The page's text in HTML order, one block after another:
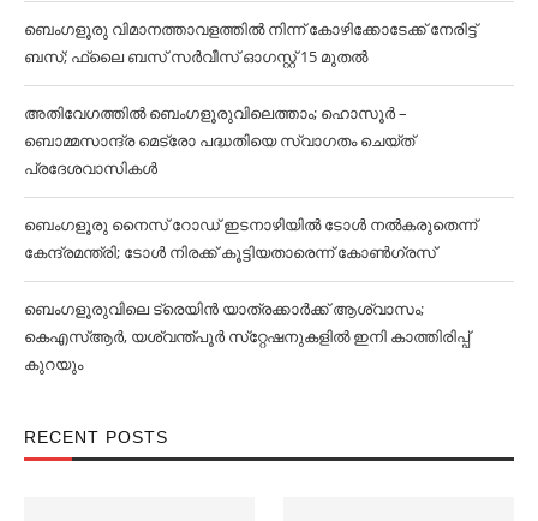
ബെംഗളൂരു വിമാനത്താവളത്തില്‍ നിന്ന് കോഴിക്കോടേക്ക് നേരിട്ട്
ബസ്; ഫ്ലൈ ബസ് സര്‍വീസ് ഓഗസ്റ്റ് 15 മുതല്‍
അതിവേഗത്തില്‍ ബെംഗളൂരുവിലെത്താം; ഹൊസൂര്‍ –
ബൊമ്മസാന്ദ്ര മെട്രോ പദ്ധതിയെ സ്വാഗതം ചെയ്ത്
പ്രദേശവാസികള്‍
ബെംഗളൂരു നൈസ് റോഡ് ഇടനാഴിയില്‍ ടോള്‍ നല്‍കരുതെന്ന്
കേന്ദ്രമന്ത്രി; ടോള്‍ നിരക്ക് കൂട്ടിയതാരെന്ന് കോണ്‍ഗ്രസ്
ബെംഗളൂരുവിലെ ട്രെയിൻ യാത്രക്കാര്‍ക്ക് ആശ്വാസം;
കെഎസ്‌ആര്‍, യശ്വന്ത്പൂര്‍ സ്‌റ്റേഷനുകളില്‍ ഇനി കാത്തിരിപ്പ്
കുറയും
RECENT POSTS